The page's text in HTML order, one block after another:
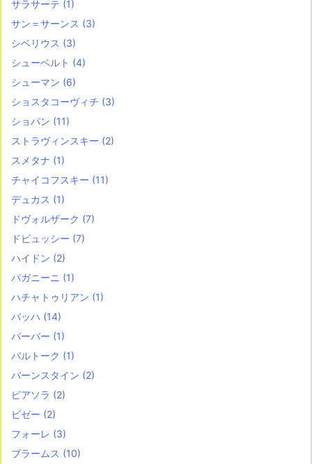
サラサーテ (1)
サン＝サーンス (3)
シベリウス (3)
シューベルト (4)
シューマン (6)
ショスタコーヴィチ (3)
ショパン (11)
ストラヴィンスキー (2)
スメタナ (1)
チャイコフスキー (11)
デュカス (1)
ドヴォルザーク (7)
ドビュッシー (7)
ハイドン (2)
パガニーニ (1)
ハチャトゥリアン (1)
バッハ (14)
バーバー (1)
バルトーク (1)
バーンスタイン (2)
ピアソラ (2)
ビゼー (2)
フォーレ (3)
ブラームス (10)